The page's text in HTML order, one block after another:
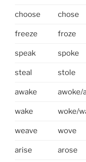
choose chose
freeze froze
speak spoke
steal stole
awake awoke/
wake woke/
weave wove
arise arose